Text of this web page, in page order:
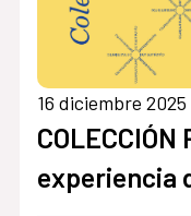
16 diciembre 2025
experiencia